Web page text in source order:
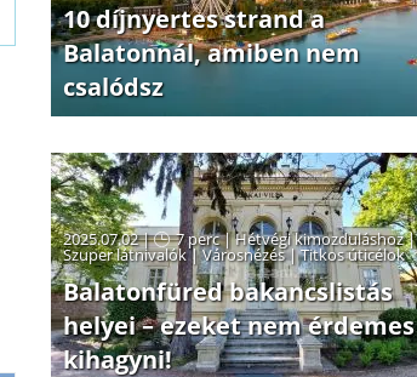
10 díjnyertes strand a
Balatonnál, amiben nem
csalódsz
2025.07.02 | 7 perc|Hétvégi kimozduláshoz|
Szuper látnivalók|Városnézés|Titkos úticélok
Balatonfüred bakancslistás
helyei – ezeket nem érdemes
kihagyni!